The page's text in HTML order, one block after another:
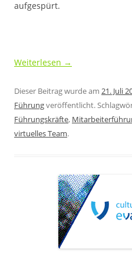
aufgespürt.
Weiterlesen →
Dieser Beitrag wurde am 21. Juli
Führungveröffentlicht.
Führungskräfte,
virtuelles Team.